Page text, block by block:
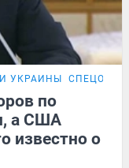
УКРАИНЫ
по
а США
известно о